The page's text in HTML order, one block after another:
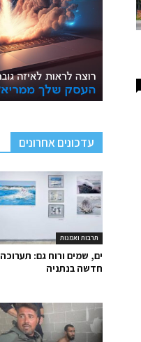
עדכונים אחרונים
תרבות ואמנות
ים, שמים ורוח גם: תערוכה
חדשה בנתניה